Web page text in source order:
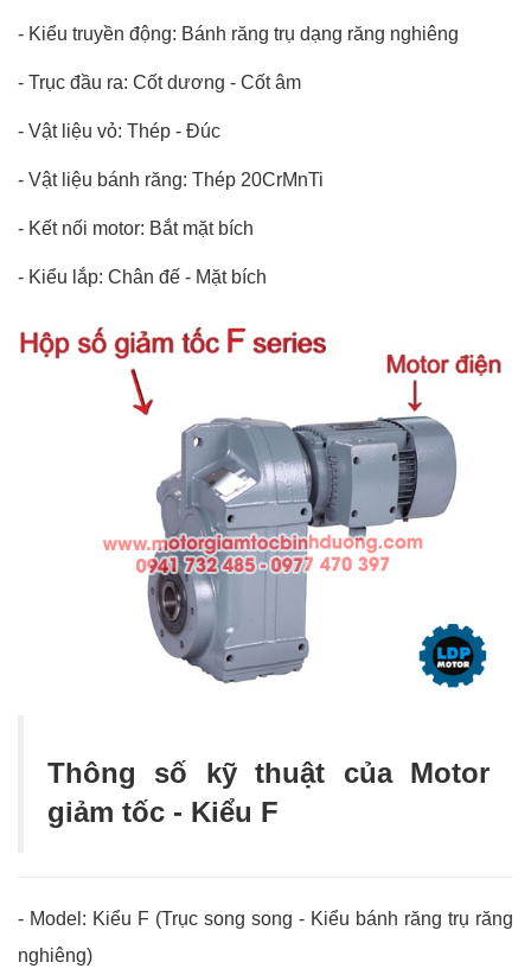
- Kiểu truyền động: Bánh răng trụ dạng răng nghiêng
- Trục đầu ra: Cốt dương - Cốt âm
- Vật liệu vỏ: Thép - Đúc
- Vật liệu bánh răng: Thép 20CrMnTi
- Kết nối motor: Bắt mặt bích
- Kiểu lắp: Chân đế - Mặt bích
Thông số kỹ thuật của Motor
giảm tốc - Kiểu F
- Model: Kiểu F (Trục song song - Kiểu bánh răng trụ răng
nghiêng)